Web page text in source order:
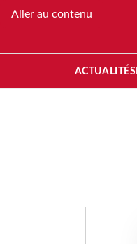
Aller au contenu
ACTUALITÉS